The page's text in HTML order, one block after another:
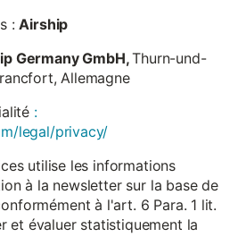
:Airship
Germany GmbH,Thurn-und-
Allemagne
:
legal/privacy/
utilise les informations
à la newsletter sur la base de
à l'art. 6 Para. 1 lit.
et évaluer statistiquement la